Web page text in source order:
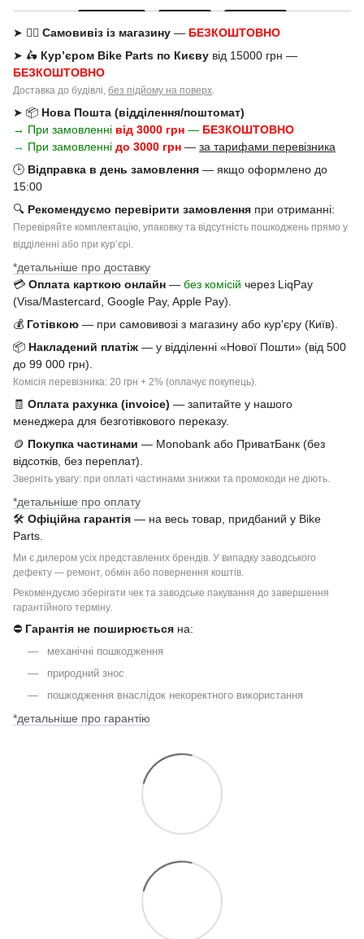
➤ 🚶‍♂️ Самовивіз із магазину — БЕЗКОШТОВНО
➤ 🛵 Кур’єром Bike Parts по Києву від 15000 грн —
БЕЗКОШТОВНО
Доставка до будівлі, без підйому на поверх
➤ 📦 Нова Пошта (відділення/поштомат)
→ При замовленні від 3000 грн — БЕЗКОШТОВНО
→ При замовленні до 3000 грн — за тарифами перевізника
🕒 Відправка в день замовлення — якщо оформлено до
15:00
🔍 Рекомендуємо перевірити замовлення при отриманні:
Перевіряйте комплектацію, упаковку та відсутність пошкоджень прямо у
відділенні або при курʼєрі.
*детальніше про доставку
💳 Оплата карткою онлайн — без комісій через LiqPay
(Visa/Mastercard, Google Pay, Apple Pay).
💰 Готівкою — при самовивозі з магазину або кур'єру (Київ).
📦 Накладений платіж — у відділенні «Нової Пошти» (від 500
до 99 000 грн).
Комісія перевізника: 20 грн + 2% (оплачує покупець).
🧾 Оплата рахунка (invoice) — запитайте у нашого
менеджера для безготівкового переказу.
🪙 Покупка частинами — Monobank або ПриватБанк (без
відсотків, без переплат).
Зверніть увагу: при оплаті частинами знижки та промокоди не діють.
*детальніше про оплату
🛠 Офіційна гарантія — на весь товар, придбаний у Bike
Parts.
Ми є дилером усіх представлених брендів. У випадку заводського
дефекту — ремонт, обмін або повернення коштів.
Рекомендуємо зберігати чек та заводське пакування до завершення
гарантійного терміну.
⛔ Гарантія не поширюється на:
механічні пошкодження
природний знос
пошкодження внаслідок некоректного використання
*детальніше про гарантію